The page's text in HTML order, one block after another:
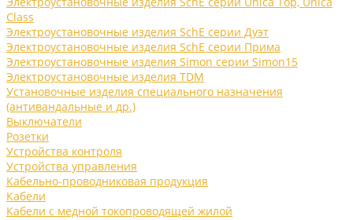
Class
Электроустановочные изделия SchE серии Дуэт
Электроустановочные изделия SchE серии Прима
Электроустановочные изделия Simon серии Simon15
Электроустановочные изделия TDM
Установочные изделия специального назначения
(антивандальные и др.)
Выключатели
Розетки
Устройства контроля
Устройства управления
Кабельно-проводниковая продукция
Кабели
Кабели с медной токопроводящей жилой